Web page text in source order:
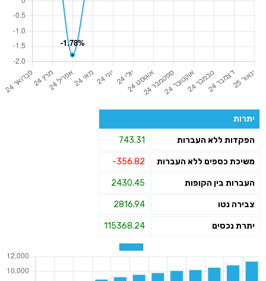
יתרות
הפקדות ללא העברות 743.31
משיכת כספים ללא העברות -356.82
העברות בין הקופות 2430.45
צבירה נטו 2816.94
יתרת נכסים 115368.24